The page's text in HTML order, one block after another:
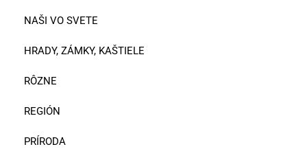
NAŠI VO SVETE
HRADY, ZÁMKY, KAŠTIELE
RÔZNE
REGIÓN
PRÍRODA